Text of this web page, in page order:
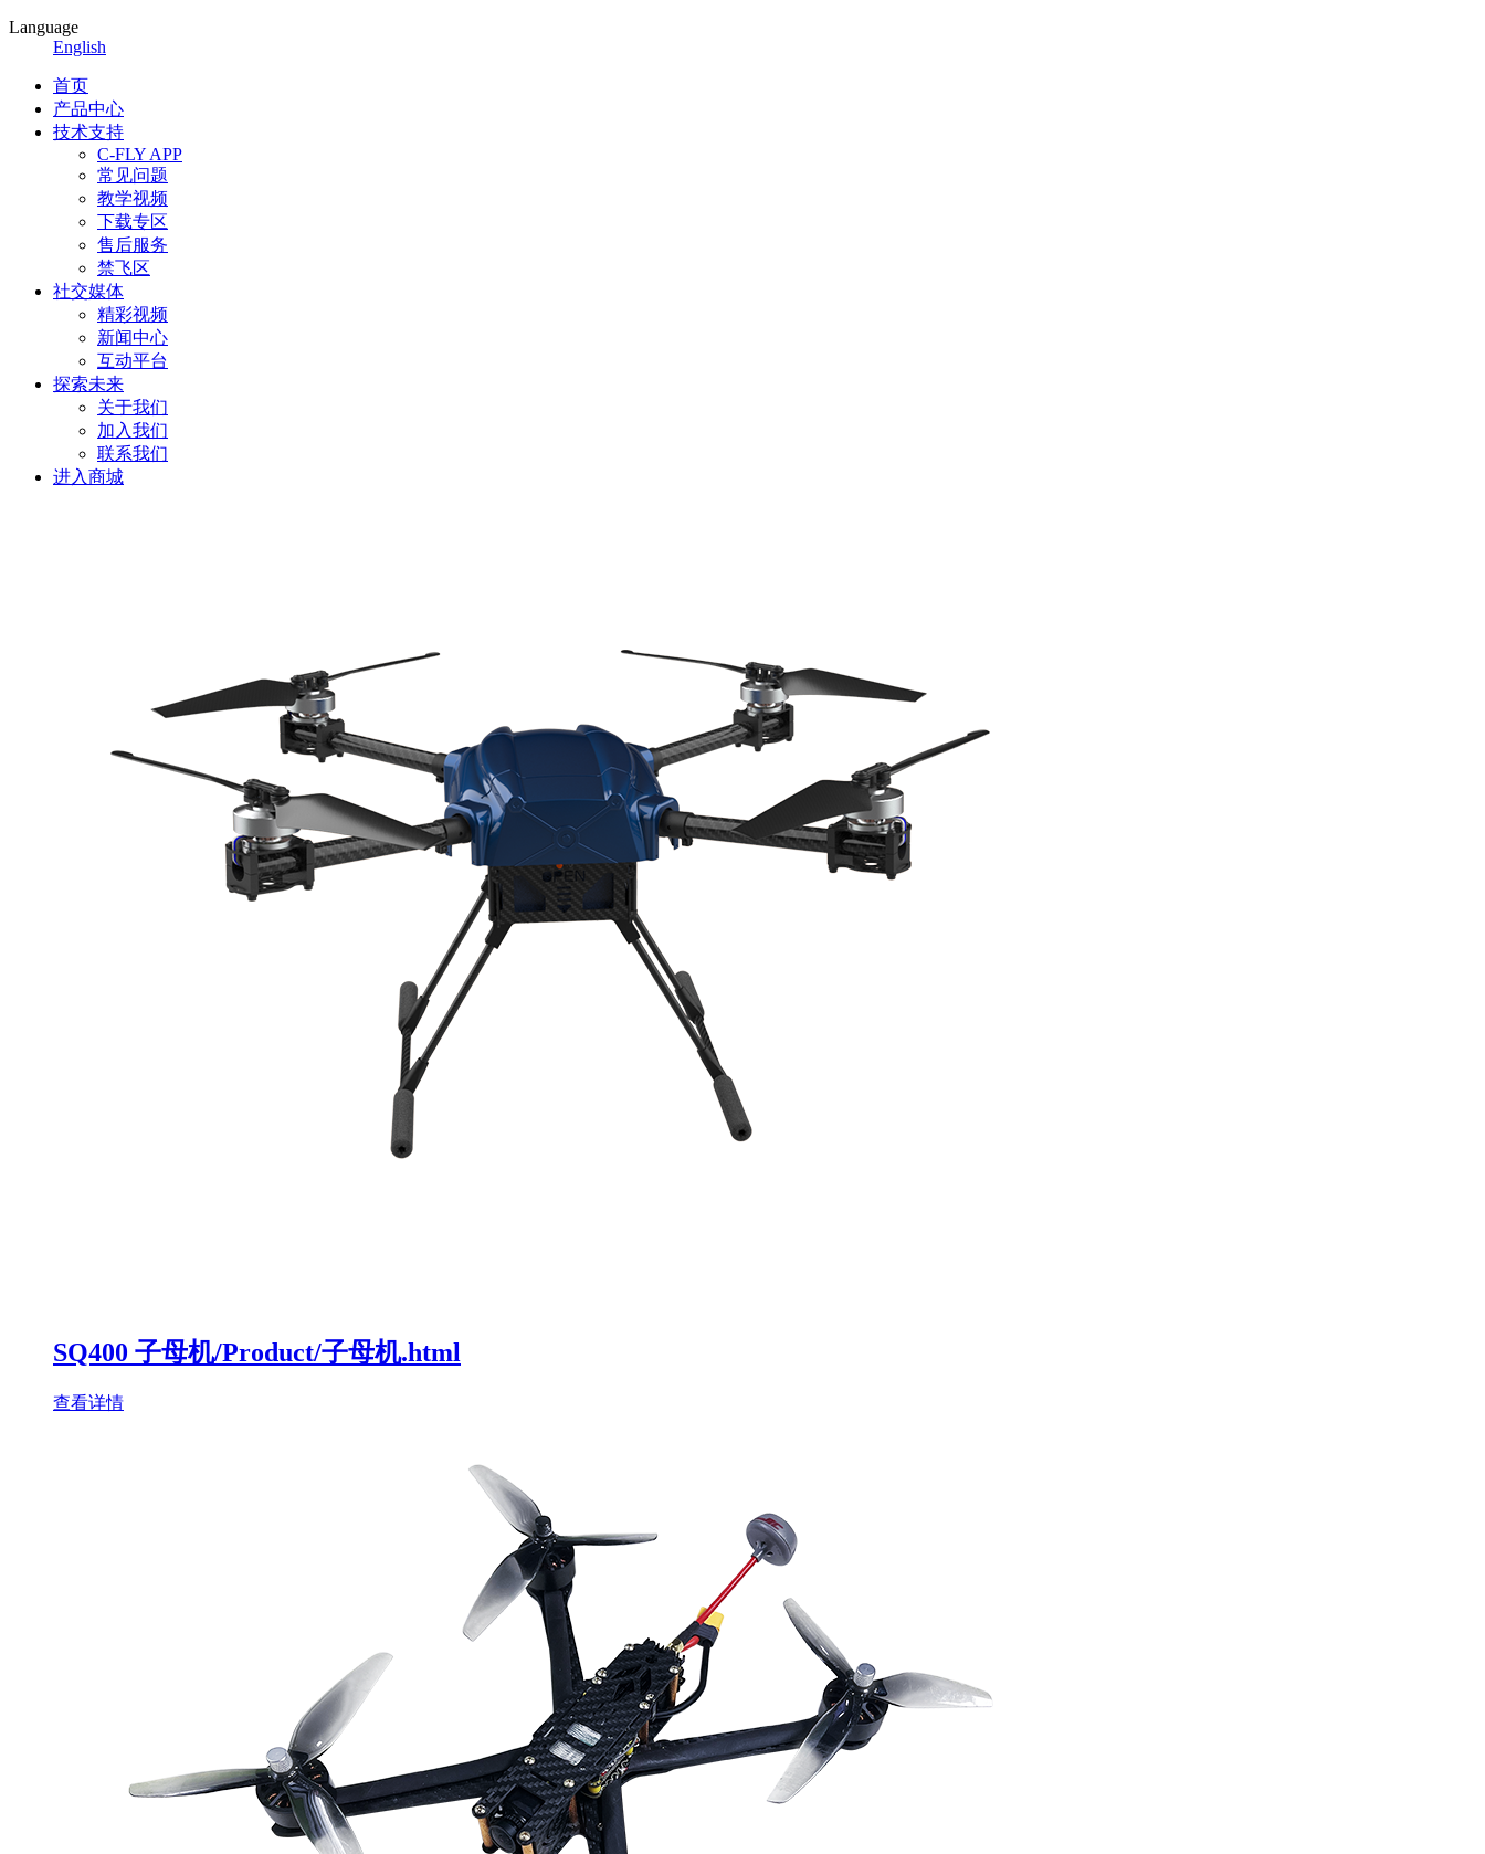
Language
English
首页
产品中心
技术支持
C-FLY APP
常见问题
教学视频
下载专区
售后服务
禁飞区
社交媒体
精彩视频
新闻中心
互动平台
探索未来
关于我们
加入我们
联系我们
进入商城
SQ400 子母机/Product/子母机.html
查看详情